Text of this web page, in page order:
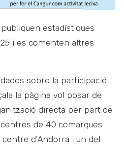
estadístiques
i es comenten altres
sobre la participació.
la pàgina vol posar de
directa per part de
de 40 comarques
d’Andorra i un del